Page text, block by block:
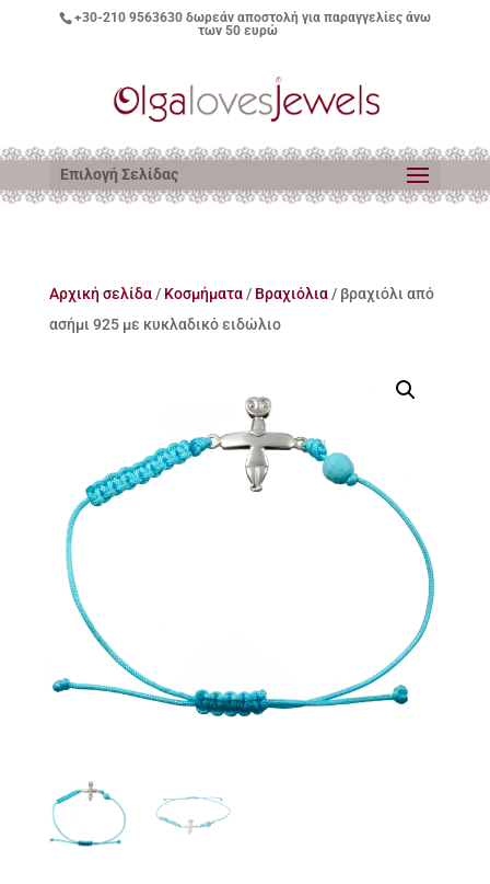
+30-210 9563630δωρεάν αποστολή για παραγγελίες άνω
των 50 ευρώ
Επιλογή Σελίδας
Αρχική σελίδα/ Κοσμήματα/ Βραχιόλια/ βραχιόλι από
ασήμι 925 με κυκλαδικό ειδώλιο